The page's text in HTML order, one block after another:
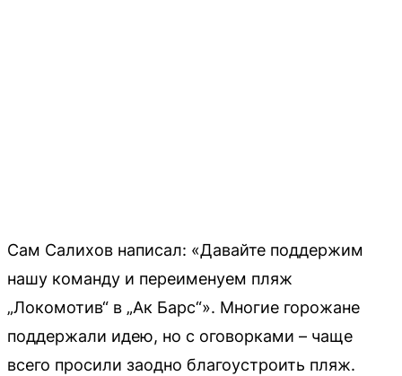
Сам Салихов написал: «Давайте поддержим
нашу команду и переименуем пляж
„Локомотив“ в „Ак Барс“». Многие горожане
поддержали идею, но с оговорками – чаще
всего просили заодно благоустроить пляж.